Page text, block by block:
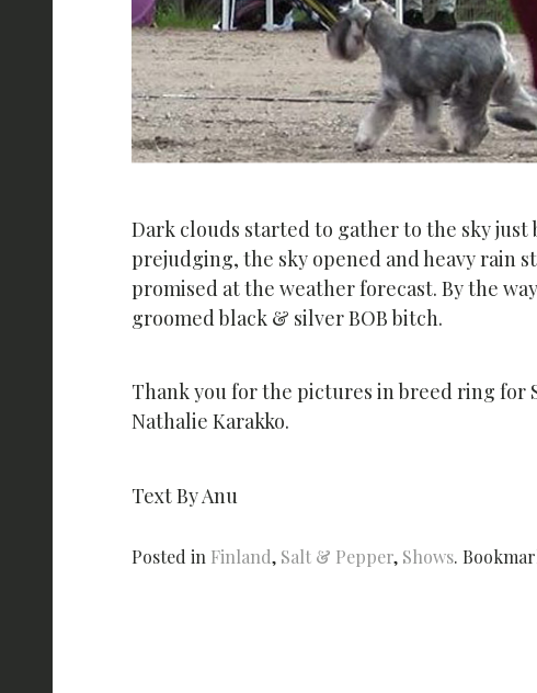
Dark clouds started to gather to the sky
prejudging, the sky opened and heavy rain
promised at the weather forecast. By the
groomed black & silver BOB bitch.
Thank you for the pictures in breed ring for
Nathalie Karakko.
Text By Anu
Posted in Finland, Salt & Pepper, Shows.